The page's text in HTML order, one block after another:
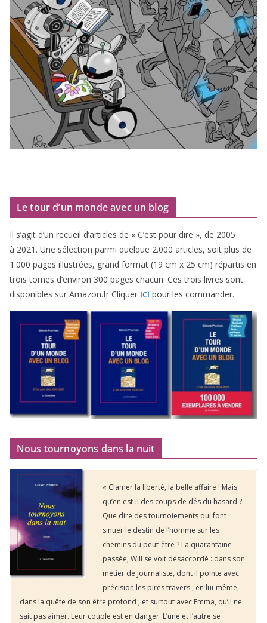
Le tour d’un monde avec un blog
Il s’agit d’un recueil d’ar­ticles de « C’est pour dire », de 2005
à 2021 . Une sélec­tion par­mi quelque 2.000 articles, soit plus de
1 .000 pages illus­trées, grand for­mat (19 cm x 25 cm) répar­tis en
trois tomes d’environ 300 pages cha­cun. Ces trois livres sont
dis­po­nibles sur Amazon​.fr Cliquer ICI pour les commander.
Nous tournoyons dans la nuit
« Clamer la liberté, la belle affaire ! Mais
qu’en est-il des coups de dés du hasard ?
Que dire des tournoiements qui font
sinuer le destin de l’homme sur les
chemins du peut-être ? La quarantaine
passée, Will se voit désaccordé : dans son
métier de journaliste, dont il pointe avec
précision les pires travers ; en lui-même,
dans la quête de son être profond ; et surtout avec Emma, qu’il ne
sait pas aimer. Leur couple est en danger. L’une et l’autre se